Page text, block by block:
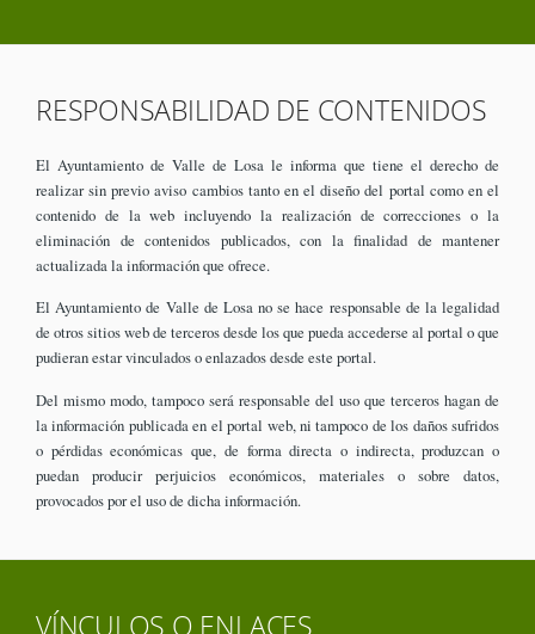
RESPONSABILIDAD DE CONTENIDOS
El Ayuntamiento de Valle de Losa le informa que tiene el derecho de
realizar sin previo aviso cambios tanto en el diseño del portal como en el
contenido de la web incluyendo la realización de correcciones o la
eliminación de contenidos publicados, con la finalidad de mantener
actualizada la información que ofrece.
El Ayuntamiento de Valle de Losa no se hace responsable de la legalidad
de otros sitios web de terceros desde los que pueda accederse al portal o que
pudieran estar vinculados o enlazados desde este portal.
Del mismo modo, tampoco será responsable del uso que terceros hagan de
la información publicada en el portal web, ni tampoco de los daños sufridos
o pérdidas económicas que, de forma directa o indirecta, produzcan o
puedan producir perjuicios económicos, materiales o sobre datos,
provocados por el uso de dicha información.
VÍNCULOS O ENLACES